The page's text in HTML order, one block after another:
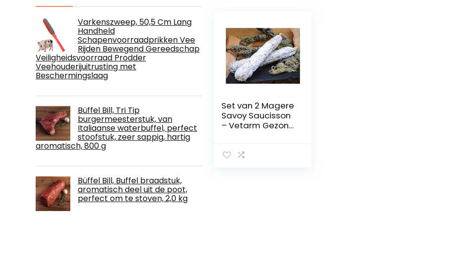
Varkenszweep, 50,5 Cm Lang
Handheld
Schapenvoorraadprikken Vee
Rijden Bewegend Gereedschap
Veiligheidsvoorraad Prodder
Veehouderijuitrusting met
Beschermingslaag
Büffel Bill, Tri Tip
burgermeesterstuk, van
Italiaanse waterbuffel, perfect
stoofstuk, zeer sappig, hartig
aromatisch, 800 g
Büffel Bill, Buffel braadstuk,
aromatisch deel uit de poot,
perfect om te stoven, 2,0 kg
Set van 2 Magere
Savoy Saucisson
– Vetarm Gezond
Saucisson uit